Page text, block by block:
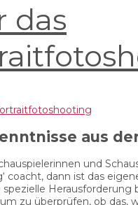
das
aus
und
coacht, dann ist das
Herausforderung
zu überprüfen, ob das,